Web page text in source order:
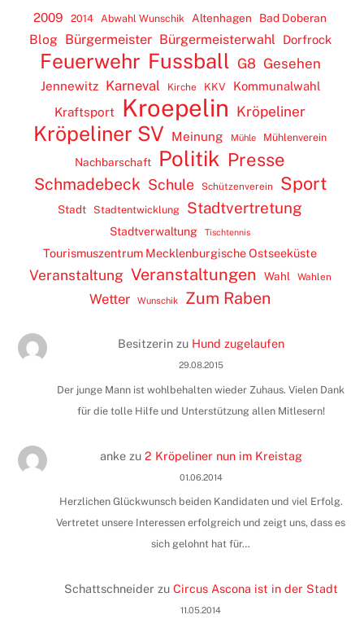
2009 2014 Abwahl Wunschik Altenhagen Bad Doberan
Blog Bürgermeister Bürgermeisterwahl Dorfrock
Feuerwehr Fussball G8 Gesehen
Jennewitz Karneval Kirche KKV
Kommunalwahl
Kraftsport
Kroepelin Kröpeliner
Kröpeliner SV Meinung Mühle Mühlenverein
Nachbarschaft Politik Presse
Schmadebeck Schule Schützenverein Sport
Stadt Stadtentwicklung Stadtvertretung
Stadtverwaltung Tischtennis
Tourismuszentrum Mecklenburgische Ostseeküste
Veranstaltung Veranstaltungen Wahl Wahlen
Wetter Wunschik Zum Raben
Besitzerinzu Hund zugelaufen
29.08.2015
Der junge Mann ist wohlbehalten wieder Zuhaus. Vielen Dank
für die tolle Hilfe und Unterstützung allen Mitlesern!
ankezu 2 Kröpeliner nun im Kreistag
01.06.2014
Herzlichen Glückwunsch beiden Kandidaten und viel Erfolg.
Vertretet unsere Interessen erfolgreich und zeigt uns, dass es
sich gelohnt hat für…
Schattschneider zu Circus Ascona ist in der Stadt
11.05.2014